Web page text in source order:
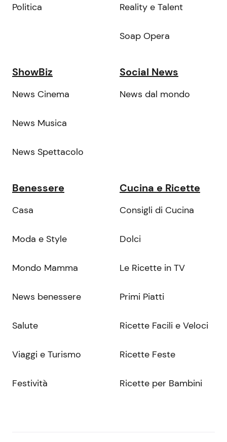
Politica Reality e Talent
Soap Opera
ShowBiz
News Cinema
News Musica
News Spettacolo
Social News
News dal mondo
Benessere
Casa
Moda e Style
Mondo Mamma
News benessere
Salute
Viaggi e Turismo
Festività
Cucina e Ricette
Consigli di Cucina
Dolci
Le Ricette in TV
Primi Piatti
Ricette Facili e Veloci
Ricette Feste
Ricette per Bambini